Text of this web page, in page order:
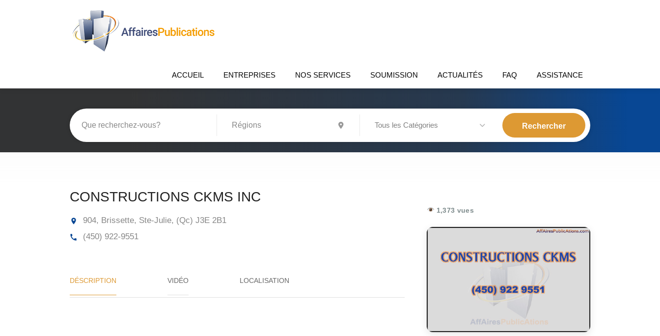
ACCUEIL ENTREPRISES NOS SERVICES SOUMISSION ACTUALITÉS FAQ ASSISTANCE
Tous les Catégories
CONSTRUCTIONS CKMS INC
904, Brissette, Ste-Julie, (Qc) J3E 2B1
(450) 922-9551
DÉSCRIPTION VIDÉO
1,373 vues